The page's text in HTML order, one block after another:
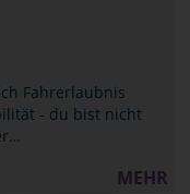
Fahrerlaubnis
- du bist nicht
MEHR